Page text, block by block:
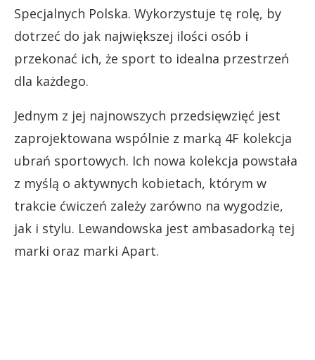
Specjalnych Polska. Wykorzystuje tę rolę, by
dotrzeć do jak największej ilości osób i
przekonać ich, że sport to idealna przestrzeń
dla każdego.
Jednym z jej najnowszych przedsięwzięć jest
zaprojektowana wspólnie z marką 4F kolekcja
ubrań sportowych. Ich nowa kolekcja powstała
z myślą o aktywnych kobietach, którym w
trakcie ćwiczeń zależy zarówno na wygodzie,
jak i stylu. Lewandowska jest ambasadorką tej
marki oraz marki Apart.